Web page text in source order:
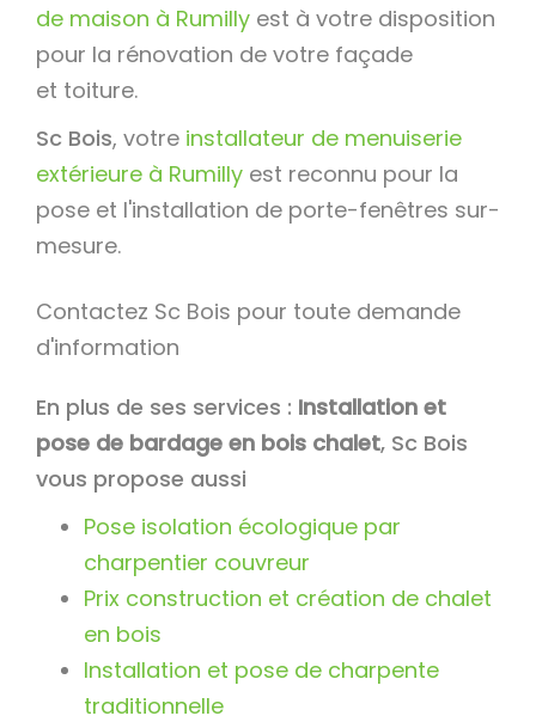
de maison à Rumilly est à votre disposition
pour la rénovation de votre façade
et toiture.
Sc Bois, votre installateur de menuiserie
extérieure à Rumilly est reconnu pour la
pose et l'installation de porte-fenêtres sur-
mesure.
Contactez Sc Bois pour toute demande
d'information
En plus de ses services : Installation et
pose de bardage en bois chalet, Sc Bois
vous propose aussi
Pose isolation écologique par
charpentier couvreur
Prix construction et création de chalet
en bois
Installation et pose de charpente
traditionnelle